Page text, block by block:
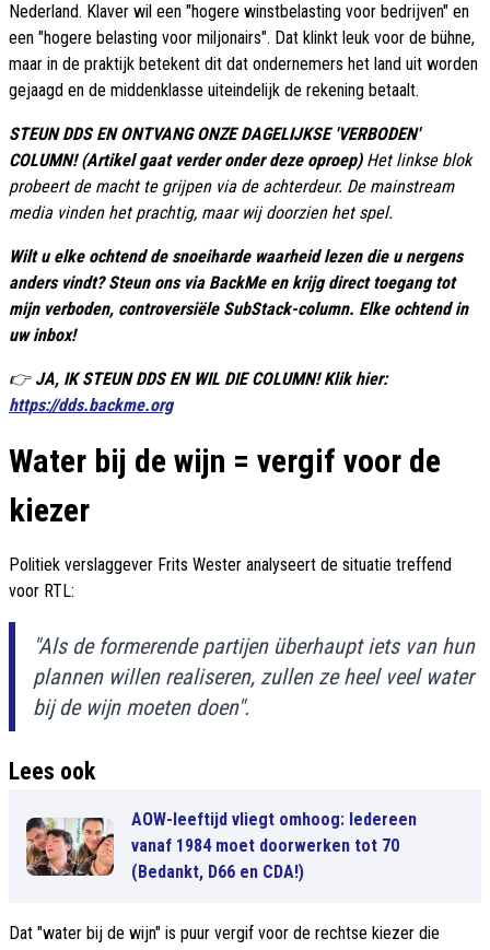
Nederland. Klaver wil een "hogere winstbelasting voor bedrijven" en
een "hogere belasting voor miljonairs". Dat klinkt leuk voor de bühne,
maar in de praktijk betekent dit dat ondernemers het land uit worden
gejaagd en de middenklasse uiteindelijk de rekening betaalt.
STEUN DDS EN ONTVANG ONZE DAGELIJKSE 'VERBODEN'
COLUMN! (Artikel gaat verder onder deze oproep) Het linkse blok
probeert de macht te grijpen via de achterdeur. De mainstream
media vinden het prachtig, maar wij doorzien het spel.
Wilt u elke ochtend de snoeiharde waarheid lezen die u nergens
anders vindt? Steun ons via BackMe en krijg direct toegang tot
mijn verboden, controversiële SubStack-column. Elke ochtend in
uw inbox!
👉 JA, IK STEUN DDS EN WIL DIE COLUMN! Klik hier:
https://dds.backme.org
Water bij de wijn = vergif voor de
kiezer
Politiek verslaggever Frits Wester analyseert de situatie treffend
voor RTL:
"Als de formerende partijen überhaupt iets van hun
plannen willen realiseren, zullen ze heel veel water
bij de wijn moeten doen".
Lees ook
AOW-leeftijd vliegt omhoog: Iedereen
vanaf 1984 moet doorwerken tot 70
(Bedankt, D66 en CDA!)
Dat "water bij de wijn" is puur vergif voor de rechtse kiezer die